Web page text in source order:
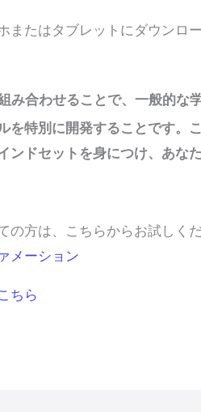
またはタブレットにダウンロ
み合わせることで、一般的な
を特別に開発することです。
ンドセットを身につけ、あな
の方は、こちらからお試しくだ
メーション
ちら